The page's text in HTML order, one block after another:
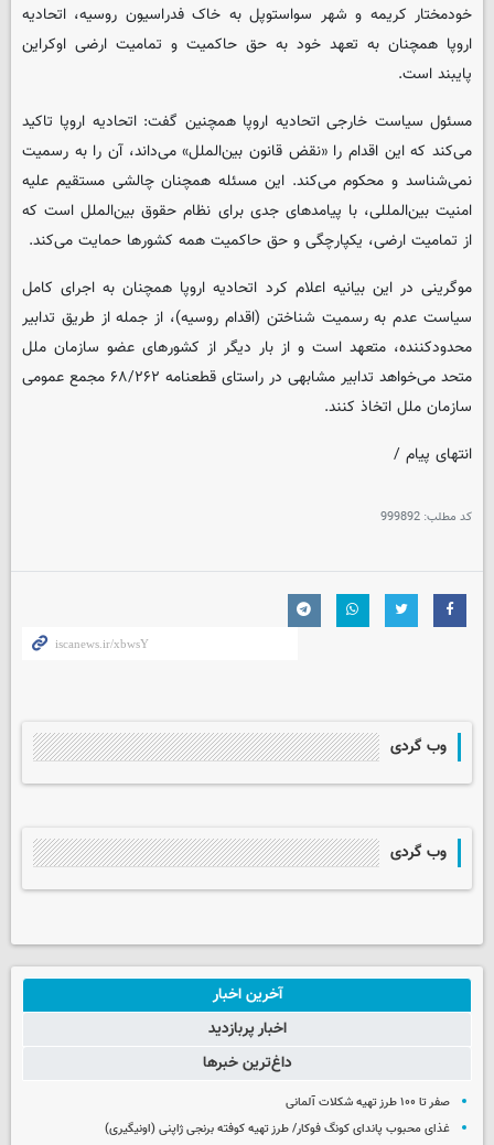
خودمختار کریمه و شهر سواستوپل به خاک فدراسیون روسیه، اتحادیه
اروپا همچنان به تعهد خود به حق حاکمیت و تمامیت ارضی اوکراین
پایبند است.
مسئول سیاست خارجی اتحادیه اروپا همچنین گفت: اتحادیه اروپا تاکید
می‌کند که این اقدام را «نقض قانون بین‌الملل» می‌داند، آن را به رسمیت
نمی‌شناسد و محکوم می‌کند. این مسئله همچنان چالشی مستقیم علیه
امنیت بین‌المللی، با پیامد‌های جدی برای نظام حقوق بین‌الملل است که
از تمامیت ارضی، یکپارچگی و حق حاکمیت همه کشور‌ها حمایت می‌کند.
موگرینی در این بیانیه اعلام کرد اتحادیه اروپا همچنان به اجرای کامل
سیاست عدم به رسمیت شناختن (اقدام روسیه)، از جمله از طریق تدابیر
محدودکننده، متعهد است و از بار دیگر از کشور‌های عضو سازمان ملل
متحد می‌خواهد تدابیر مشابهی در راستای قطعنامه ۶۸/۲۶۲ مجمع عمومی
سازمان ملل اتخاذ کنند.
انتهای پیام /
کد مطلب: 999892
وب گردی
وب گردی
آخرین اخبار
اخبار پربازدید
داغ‌ترین خبرها
صفر تا ۱۰۰ طرز تهیه شکلات آلمانی
غذای محبوب پاندای کونگ فوکار/ طرز تهیه کوفته برنجی ژاپنی (اونیگیری)